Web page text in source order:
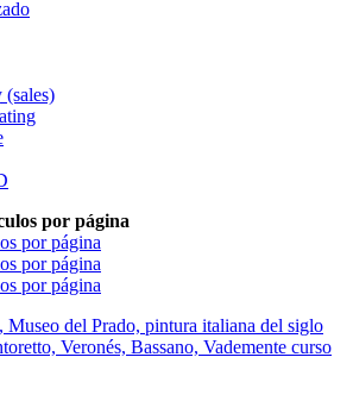
(sales)
por página
por página
por página
por página